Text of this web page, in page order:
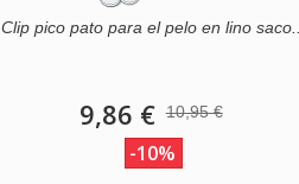
Clip pico pato para el pelo en lino saco...
9,86 € 10,95 €
-10%